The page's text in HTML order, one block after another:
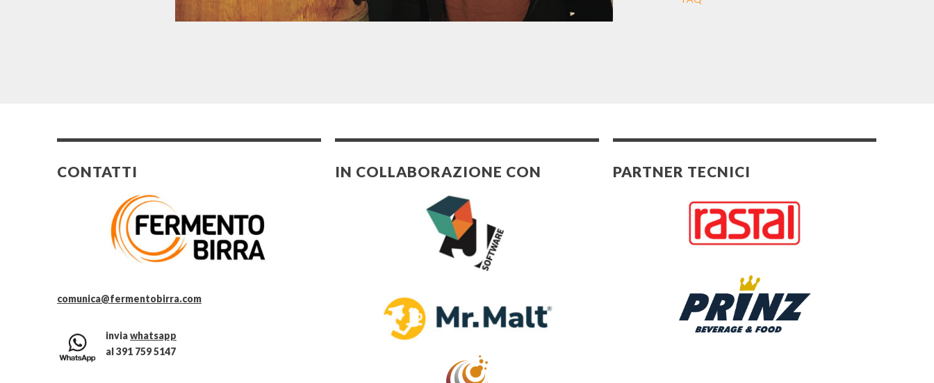
CONTATTI
comunica@fermentobirra.com
inviawhatsapp
al 391 759 5147
IN COLLABORAZIONE CON PARTNER TECNICI